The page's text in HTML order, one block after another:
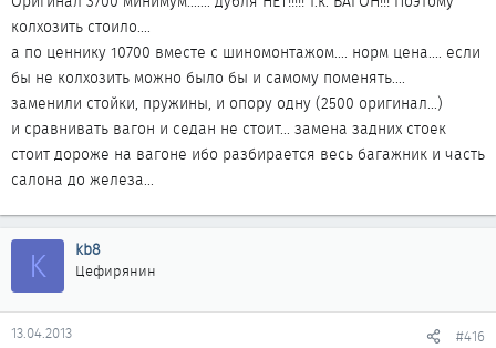
колхозить стоило....
а по ценнику 10700 вместе с шиномонтажом.... норм цена.... если
бы не колхозить можно было бы и самому поменять....
заменили стойки, пружины, и опору одну (2500 оригинал...)
и сравнивать вагон и седан не стоит... замена задних стоек
стоит дороже на вагоне ибо разбирается весь багажник и часть
салона до железа...
K kb8
Цефирянин
13.04.2013 #416